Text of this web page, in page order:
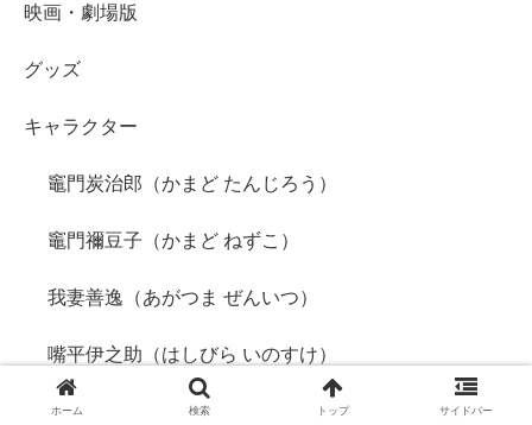
映画・劇場版
グッズ
キャラクター
竈門炭治郎（かまど たんじろう）
竈門禰豆子（かまど ねずこ）
我妻善逸（あがつま ぜんいつ）
嘴平伊之助（はしびら いのすけ）
冨岡義勇（とみおか ぎゆう）
ホーム 検索 トップ サイドバー